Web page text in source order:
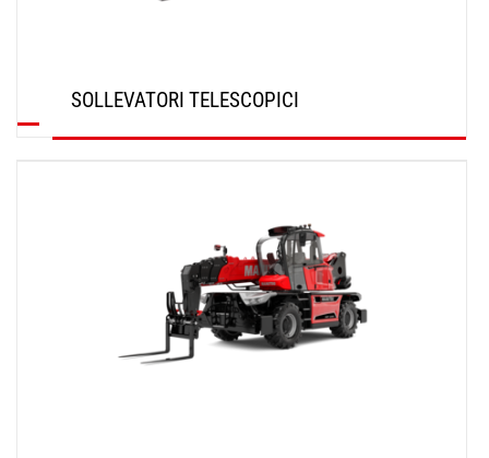
SOLLEVATORI TELESCOPICI